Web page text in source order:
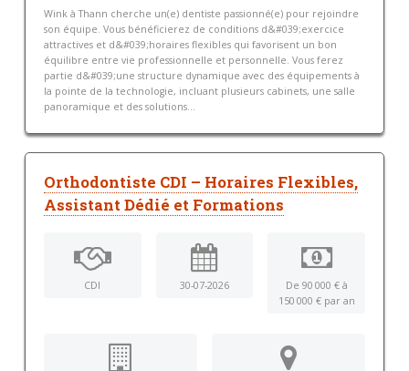
Wink à Thann cherche un(e) dentiste passionné(e) pour rejoindre
son équipe. Vous bénéficierez de conditions d&#039;exercice
attractives et d&#039;horaires flexibles qui favorisent un bon
équilibre entre vie professionnelle et personnelle. Vous ferez
partie d&#039;une structure dynamique avec des équipements à
la pointe de la technologie, incluant plusieurs cabinets, une salle
panoramique et des solutions...
Orthodontiste CDI – Horaires Flexibles,
Assistant Dédié et Formations
CDI 30-07-2026
De 90 000 € à
150 000 € par an